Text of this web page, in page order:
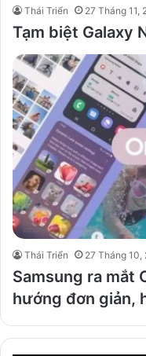
Thái Triển 27 Tháng 11,
Tạm biệt Galaxy
Thái Triển 27 Tháng 10,
Samsung ra mắt
hướng đơn giản,